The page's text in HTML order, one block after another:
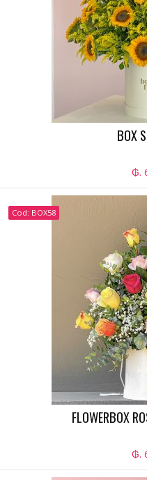
BOX
₲.
Cod: BOX58
FLOWERBOX
₲.